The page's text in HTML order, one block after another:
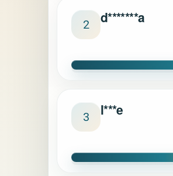
2 d*******a
3 l***e